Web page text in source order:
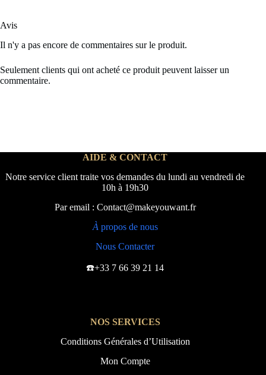
Avis
Il n'y a pas encore de commentaires sur le produit.
Seulement clients qui ont acheté ce produit peuvent laisser un
commentaire.
AIDE & CONTACT
Notre service client traite vos demandes du lundi au vendredi de
10h à 19h30
Par email : Contact@makeyouwant.fr
À propos de nous
Nous Contacter
☎️+33 7 66 39 21 14
NOS SERVICES
Conditions Générales d’Utilisation
Mon Compte